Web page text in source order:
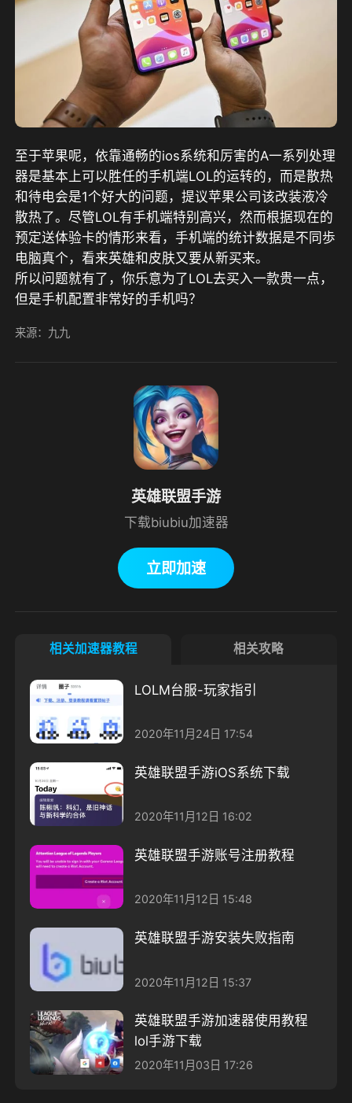
至于苹果呢，依靠通畅的ios系统和厉害的A一系列处理
器是基本上可以胜任的手机端LOL的运转的，而是散热
和待电会是1个好大的问题，提议苹果公司该改装液冷
散热了。尽管LOL有手机端特别高兴，然而根据现在的
预定送体验卡的情形来看，手机端的统计数据是不同歩
电脑真个，看来英雄和皮肤又要从新买来。
所以问题就有了，你乐意为了LOL去买入一款贵一点，
但是手机配置非常好的手机吗？
来源：九九
英雄联盟手游
下载biubiu加速器
立即加速
相关加速器教程 相关攻略
LOLM台服-玩家指引
2020年11月24日 17:54
英雄联盟手游iOS系统下载
2020年11月12日 16:02
英雄联盟手游账号注册教程
2020年11月12日 15:48
英雄联盟手游安装失败指南
2020年11月12日 15:37
英雄联盟手游加速器使用教程
lol手游下载
2020年11月03日 17:26